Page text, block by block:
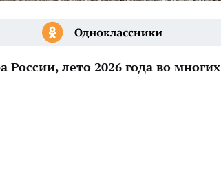
России, лето 2026 года во многих